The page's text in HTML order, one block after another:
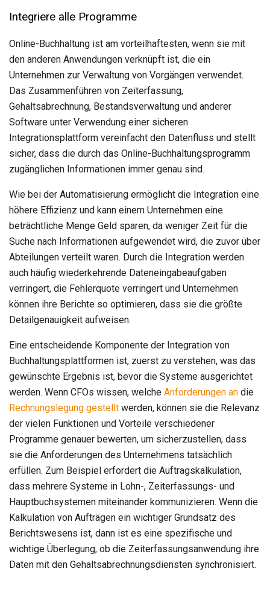
Integriere alle Programme
Online-Buchhaltung ist am vorteilhaftesten, wenn sie mit
den anderen Anwendungen verknüpft ist, die ein
Unternehmen zur Verwaltung von Vorgängen verwendet.
Das Zusammenführen von Zeiterfassung,
Gehaltsabrechnung, Bestandsverwaltung und anderer
Software unter Verwendung einer sicheren
Integrationsplattform vereinfacht den Datenfluss und stellt
sicher, dass die durch das Online-Buchhaltungsprogramm
zugänglichen Informationen immer genau sind.
Wie bei der Automatisierung ermöglicht die Integration eine
höhere Effizienz und kann einem Unternehmen eine
beträchtliche Menge Geld sparen, da weniger Zeit für die
Suche nach Informationen aufgewendet wird, die zuvor über
Abteilungen verteilt waren. Durch die Integration werden
auch häufig wiederkehrende Dateneingabeaufgaben
verringert, die Fehlerquote verringert und Unternehmen
können ihre Berichte so optimieren, dass sie die größte
Detailgenauigkeit aufweisen.
Eine entscheidende Komponente der Integration von
Buchhaltungsplattformen ist, zuerst zu verstehen, was das
gewünschte Ergebnis ist, bevor die Systeme ausgerichtet
werden. Wenn CFOs wissen, welche Anforderungen an die
Rechnungslegung gestellt werden, können sie die Relevanz
der vielen Funktionen und Vorteile verschiedener
Programme genauer bewerten, um sicherzustellen, dass
sie die Anforderungen des Unternehmens tatsächlich
erfüllen. Zum Beispiel erfordert die Auftragskalkulation,
dass mehrere Systeme in Lohn-, Zeiterfassungs- und
Hauptbuchsystemen miteinander kommunizieren. Wenn die
Kalkulation von Aufträgen ein wichtiger Grundsatz des
Berichtswesens ist, dann ist es eine spezifische und
wichtige Überlegung, ob die Zeiterfassungsanwendung ihre
Daten mit den Gehaltsabrechnungsdiensten synchronisiert.